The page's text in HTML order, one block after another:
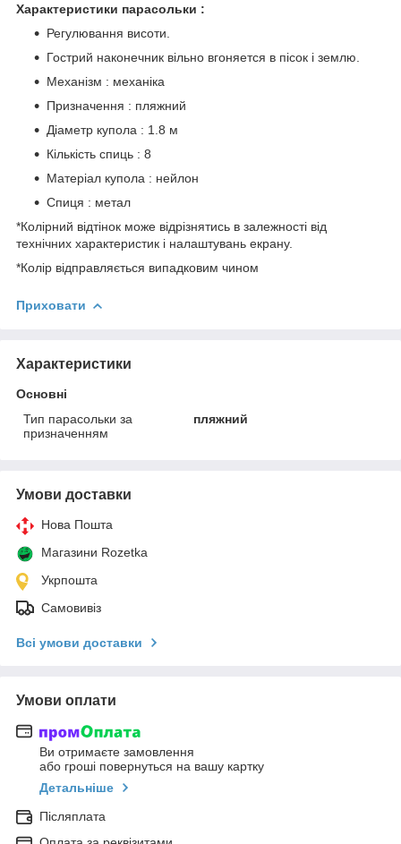
Характеристики парасольки :
Регулювання висоти.
Гострий наконечник вільно вгоняется в пісок і землю.
Механізм : механіка
Призначення : пляжний
Діаметр купола : 1.8 м
Кількість спиць : 8
Матеріал купола : нейлон
Спиця : метал
*Колірний відтінок може відрізнятись в залежності від
технічних характеристик і налаштувань екрану.
*Колір відправляється випадковим чином
Приховати
Характеристики
Основні
Тип парасольки за
призначенням
пляжний
Умови доставки
Нова Пошта
Магазини Rozetka
Укрпошта
Самовивіз
Всі умови доставки
Умови оплати
Ви отримаєте замовлення
або гроші повернуться на вашу картку
Детальніше
Післяплата